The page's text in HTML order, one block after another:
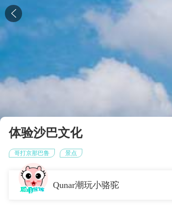

体验沙巴文化
哥打京那巴鲁 景点
Qunar潮玩小骆驼